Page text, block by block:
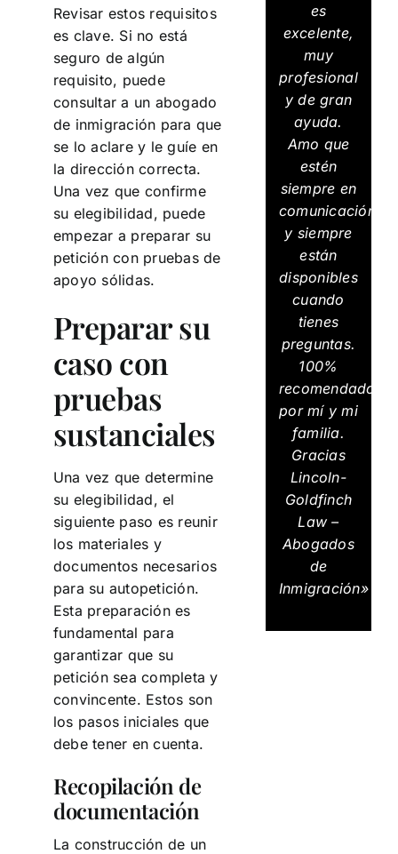
Revisar estos requisitos
es clave. Si no está
seguro de algún
requisito, puede
consultar a un abogado
de inmigración para que
se lo aclare y le guíe en
la dirección correcta.
Una vez que confirme
su elegibilidad, puede
empezar a preparar su
petición con pruebas de
apoyo sólidas.
Preparar su
caso con
pruebas
sustanciales
Una vez que determine
su elegibilidad, el
siguiente paso es reunir
los materiales y
documentos necesarios
para su autopetición.
Esta preparación es
fundamental para
garantizar que su
petición sea completa y
convincente. Estos son
los pasos iniciales que
debe tener en cuenta.
Recopilación de
documentación
La construcción de un
es
excelente,
muy
profesional
y de gran
ayuda.
Amo que
estén
siempre en
comunicación
y siempre
están
disponibles
cuando
tienes
preguntas.
100%
recomendados
por mí y mi
familia.
Gracias
Lincoln-
Goldfinch
Law –
Abogados
de
Inmigración»